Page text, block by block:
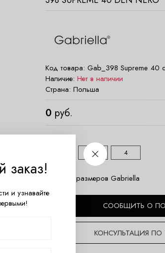
Код товара: Gab_398 Supreme 40
Наличие: Нет в наличии
Страна: Польша
0 руб.
Размер
3 4
Таблица размеров Gabriella
СООБЩИТЬ О
КОНСУЛЬТАЦИЯ ПО
заказ!
и узнавайте